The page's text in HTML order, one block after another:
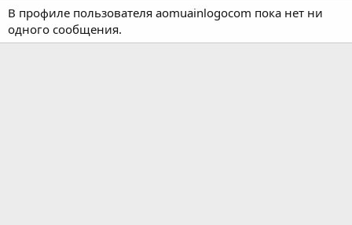
В профиле пользователя aomuainlogocom пока нет ни
одного сообщения.